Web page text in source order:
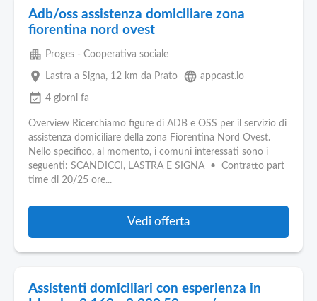
Adb/oss assistenza domiciliare zona
fiorentina nord ovest
apartment Proges - Cooperativa sociale
place Lastra a Signa, 12 km da Prato language appcast.io
event_available 4 giorni fa
Overview Ricerchiamo figure di ADB e OSS per il servizio di
assistenza domiciliare della zona Fiorentina Nord Ovest.
Nello specifico, al momento, i comuni interessati sono i
seguenti: SCANDICCI, LASTRA E SIGNA • Contratto part
time di 20/25 ore...
Vedi offerta
Assistenti domiciliari con esperienza in